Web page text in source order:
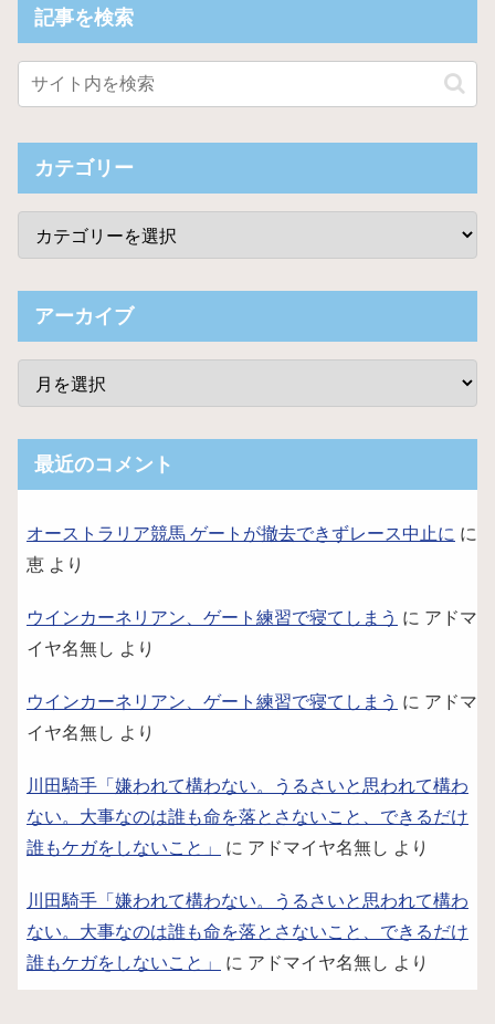
記事を検索
カテゴリー
アーカイブ
最近のコメント
オーストラリア競馬 ゲートが撤去できずレース中止に に
恵 より
ウインカーネリアン、ゲート練習で寝てしまう に アドマ
イヤ名無し より
ウインカーネリアン、ゲート練習で寝てしまう に アドマ
イヤ名無し より
川田騎手「嫌われて構わない。うるさいと思われて構わ
ない。大事なのは誰も命を落とさないこと、できるだけ
誰もケガをしないこと」
に アドマイヤ名無し より
川田騎手「嫌われて構わない。うるさいと思われて構わ
ない。大事なのは誰も命を落とさないこと、できるだけ
誰もケガをしないこと」
に アドマイヤ名無し より